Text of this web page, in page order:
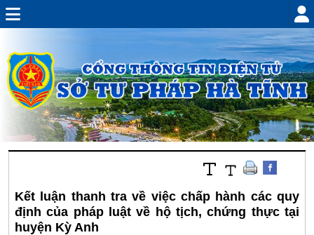
Kết luận thanh tra về việc chấp hành các quy
định của pháp luật về hộ tịch, chứng thực tại
huyện Kỳ Anh